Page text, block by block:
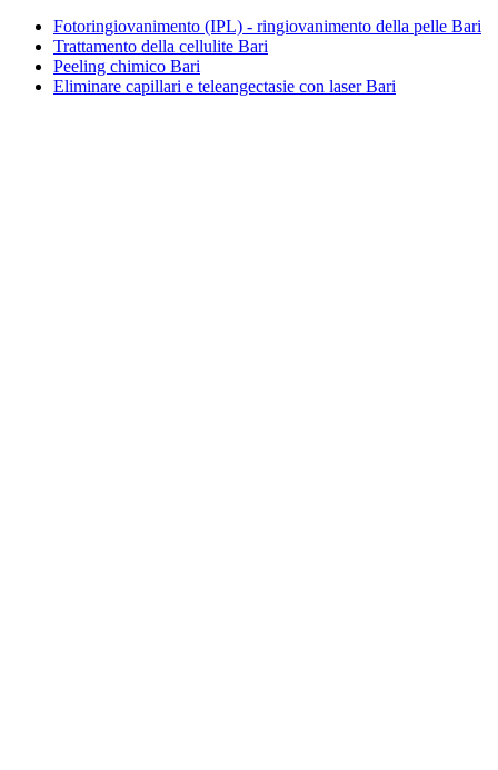
Fotoringiovanimento (IPL) - ringiovanimento della pelle Bari
Trattamento della cellulite Bari
Peeling chimico Bari
Eliminare capillari e teleangectasie con laser Bari